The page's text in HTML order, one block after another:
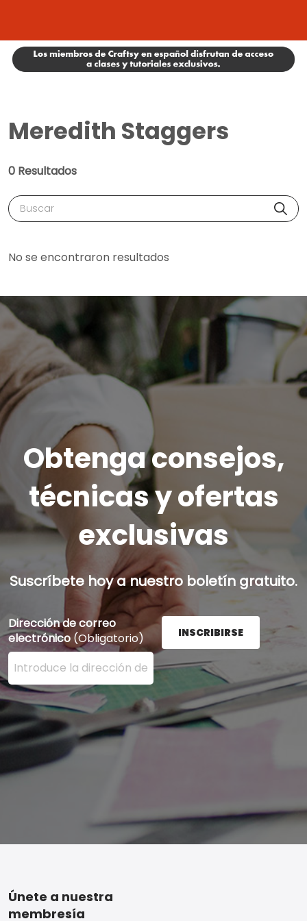
Meredith Staggers
0 Resultados
Buscar
No se encontraron resultados
Obtenga consejos,
técnicas y ofertas
exclusivas
Suscríbete hoy a nuestro boletín gratuito.
Dirección de correo
electrónico (Obligatorio)
Ingrese su dirección de correo electrónico aquí y
INSCRIBIRSE
Footer
Únete a nuestra
membresía